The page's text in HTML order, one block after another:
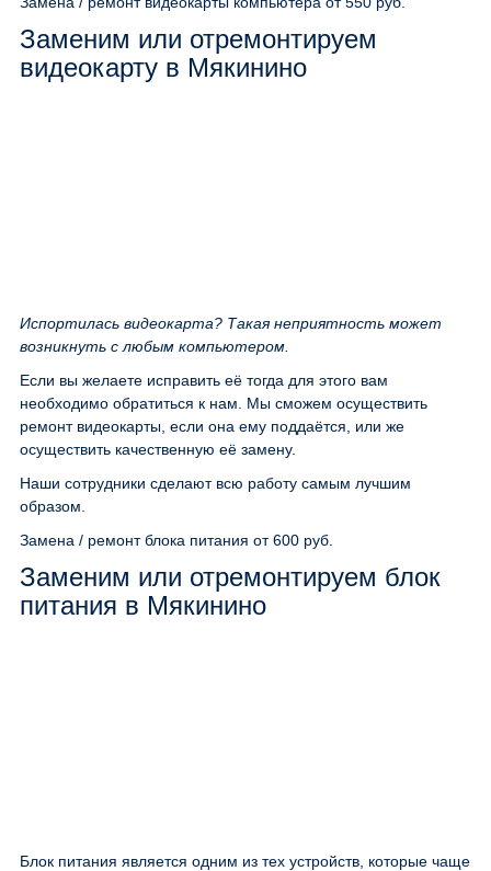
Заменим или отремонтируем
видеокарту в Мякинино
Испортилась видеокарта? Такая неприятность может
возникнуть с любым компьютером.
Если вы желаете исправить её тогда для этого вам
необходимо обратиться к нам. Мы сможем осуществить
ремонт видеокарты, если она ему поддаётся, или же
осуществить качественную её замену.
Наши сотрудники сделают всю работу самым лучшим
образом.
Замена / ремонт блока питания от 600 руб.
Заменим или отремонтируем блок
питания в Мякинино
Блок питания является одним из тех устройств, которые чаще